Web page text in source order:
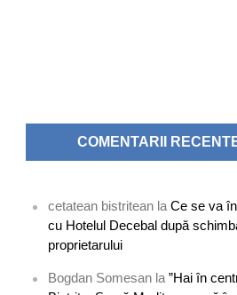
COMENTARII
cetatean bistritean laCe se va
cu Hotelul Decebal după
proprietarului
Bogdan Somesan la”Hai în